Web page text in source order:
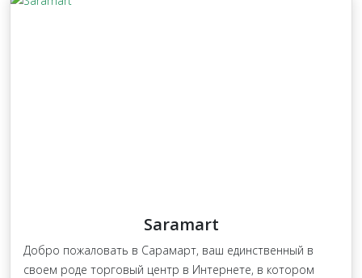
Saramart
Добро пожаловать в Сарамарт, ваш единственный в
своем роде торговый центр в Интернете, в котором